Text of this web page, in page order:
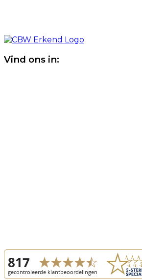
Vind ons in: